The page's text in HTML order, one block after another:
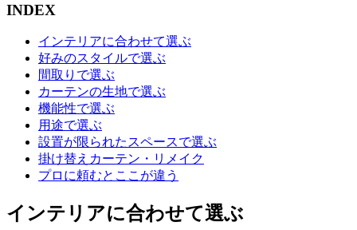
INDEX
インテリアに合わせて選ぶ
好みのスタイルで選ぶ
間取りで選ぶ
カーテンの生地で選ぶ
機能性で選ぶ
用途で選ぶ
設置が限られたスペースで選ぶ
掛け替えカーテン・リメイク
プロに頼むとここが違う
インテリアに合わせて選ぶ